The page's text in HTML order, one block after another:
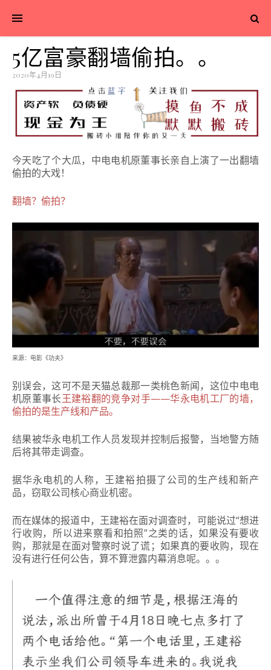
5亿富豪翻墙偷拍。。
2020年4月19日
今天吃了个大瓜，中电电机原董事长亲自上演了一出翻墙
偷拍的大戏！
翻墙？偷拍？
来源：电影《功夫》
别误会，这可不是天猫总裁那一类桃色新闻，这位中电电
机原董事长王建裕翻的竞争对手——华永电机工厂的墙，
偷拍的是生产线和产品。
结果被华永电机工作人员发现并控制后报警，当地警方随
后将其带走调查。
据华永电机的人称，王建裕拍摄了公司的生产线和新产
品，窃取公司核心商业机密。
而在媒体的报道中，王建裕在面对调查时，可能说过“想进
行收购，所以进来察看和拍照”之类的话，如果没有要收
购，那就是在面对警察时说了谎；如果真的要收购，现在
没有进行任何公告，算不算泄露内幕消息呢。。。